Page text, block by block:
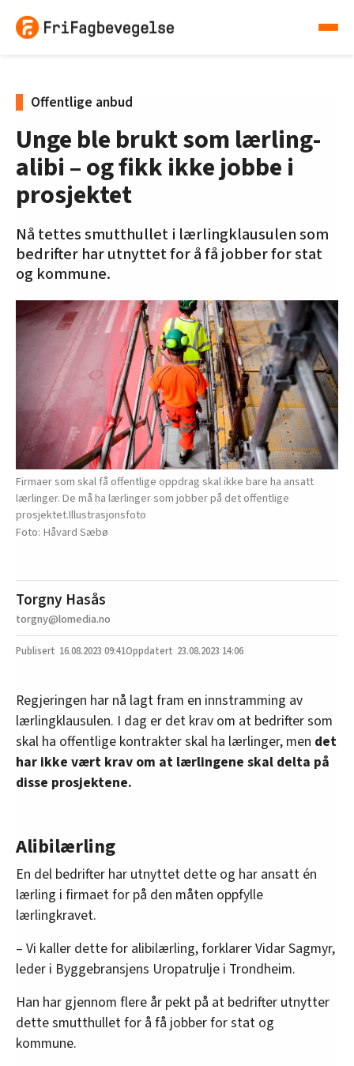
Offentlige anbud
Unge ble brukt som lærling-
alibi – og fikk ikke jobbe i
prosjektet
Nå tettes smutthullet i lærlingklausulen som
bedrifter har utnyttet for å få jobber for stat
og kommune.
Firmaer som skal få offentlige oppdrag skal ikke bare ha ansatt
lærlinger. De må ha lærlinger som jobber på det offentlige
prosjektet.Illustrasjonsfoto
Håvard Sæbø
Torgny Hasås
torgny@lomedia.no
16.08.2023 09:41 23.08.2023 14:06
Regjeringen har nå lagt fram en innstramming av
lærlingklausulen. I dag er det krav om at bedrifter som
skal ha offentlige kontrakter skal ha lærlinger, men det
har ikke vært krav om at lærlingene skal delta på
disse prosjektene.
Alibilærling
En del bedrifter har utnyttet dette og har ansatt én
lærling i firmaet for på den måten oppfylle
lærlingkravet.
– Vi kaller dette for alibilærling, forklarer Vidar Sagmyr,
leder i Byggebransjens Uropatrulje i Trondheim.
Han har gjennom flere år pekt på at bedrifter utnytter
dette smutthullet for å få jobber for stat og
kommune.